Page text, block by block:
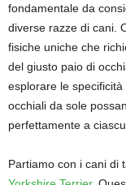
fondamentale da
diverse razze di cani.
fisiche uniche che
del giusto paio di
esplorare le
occhiali da sole
perfettamente a
Partiamo con i cani di